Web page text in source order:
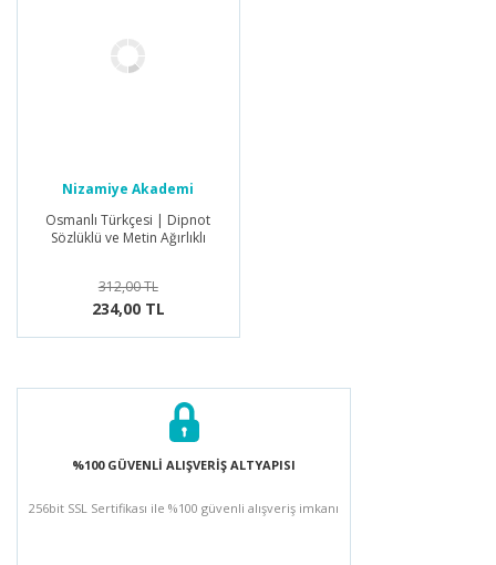
Nizamiye Akademi
Yayınları
Osmanlı Türkçesi | Dipnot
Sözlüklü ve Metin Ağırlıklı
312,00 TL
234,00 TL
%100 GÜVENLİ ALIŞVERİŞ ALTYAPISI
256bit SSL Sertifikası ile %100 güvenli alışveriş imkanı